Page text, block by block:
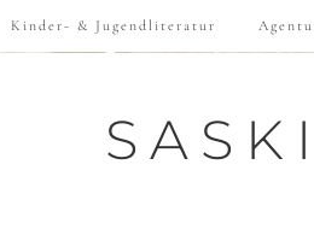
Kinder- & Jugendliteratur